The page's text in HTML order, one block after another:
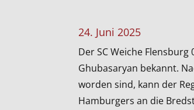
24. Juni 2025
Der SC Weiche
Ghubasaryan bekannt.
worden sind, kann der
Hamburgers an die